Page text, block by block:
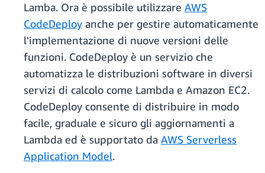
Lamba. Ora è possibile utilizzare AWS
CodeDeploy anche per gestire automaticamente
l'implementazione di nuove versioni delle
funzioni. CodeDeploy è un servizio che
automatizza le distribuzioni software in diversi
servizi di calcolo come Lambda e Amazon EC2.
CodeDeploy consente di distribuire in modo
facile, graduale e sicuro gli aggiornamenti a
Lambda ed è supportato da AWS Serverless
Application Model.